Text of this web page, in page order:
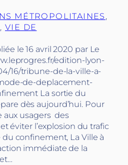
MÉTROPOLITAINES
, VIE DE
le 16 avril 2020 par Le
edition-lyon-
16/tribune-de-la-ville-a-
de-deplacement-
La sortie du
dès aujourd’hui. Pour
aux usagers des
éviter l’explosion du trafic
du confinement, La Ville à
immédiate de la